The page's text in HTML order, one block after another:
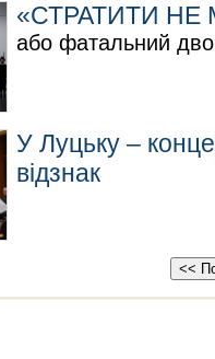
«СТРАТИТИ
або фатальний
У Луцьку –
відзнак